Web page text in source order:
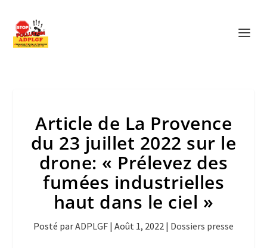
Article de La Provence
du 23 juillet 2022 sur le
drone: « Prélevez des
fumées industrielles
haut dans le ciel »
Posté parADPLGF | Août 1, 2022 | Dossiers presse